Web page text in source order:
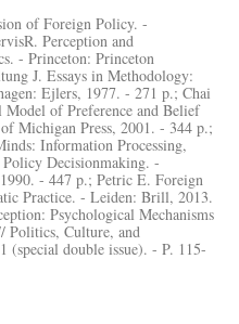
of Foreign Policy. -
Perception and
- Princeton: Princeton
J. Essays in Methodology:
Ejlers, 1977. - 271 p.; Chai
of Preference and Belief
Michigan Press, 2001. - 344 p.;
Information Processing,
Decisionmaking. -
- 447 p.; Petric E. Foreign
Practice. - Leiden: Brill, 2013.
Psychological Mechanisms
Politics, Culture, and
double issue). - P. 115-